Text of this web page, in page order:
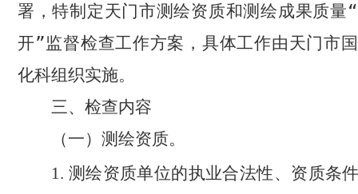
署，特制定天门市测绘资质和测绘成果质量
开”监督检查工作方案，具体工作由天门市
化科组织实施。
三、检查内容
（一）测绘资质。
1. 测绘资质单位的执业合法性、资质条